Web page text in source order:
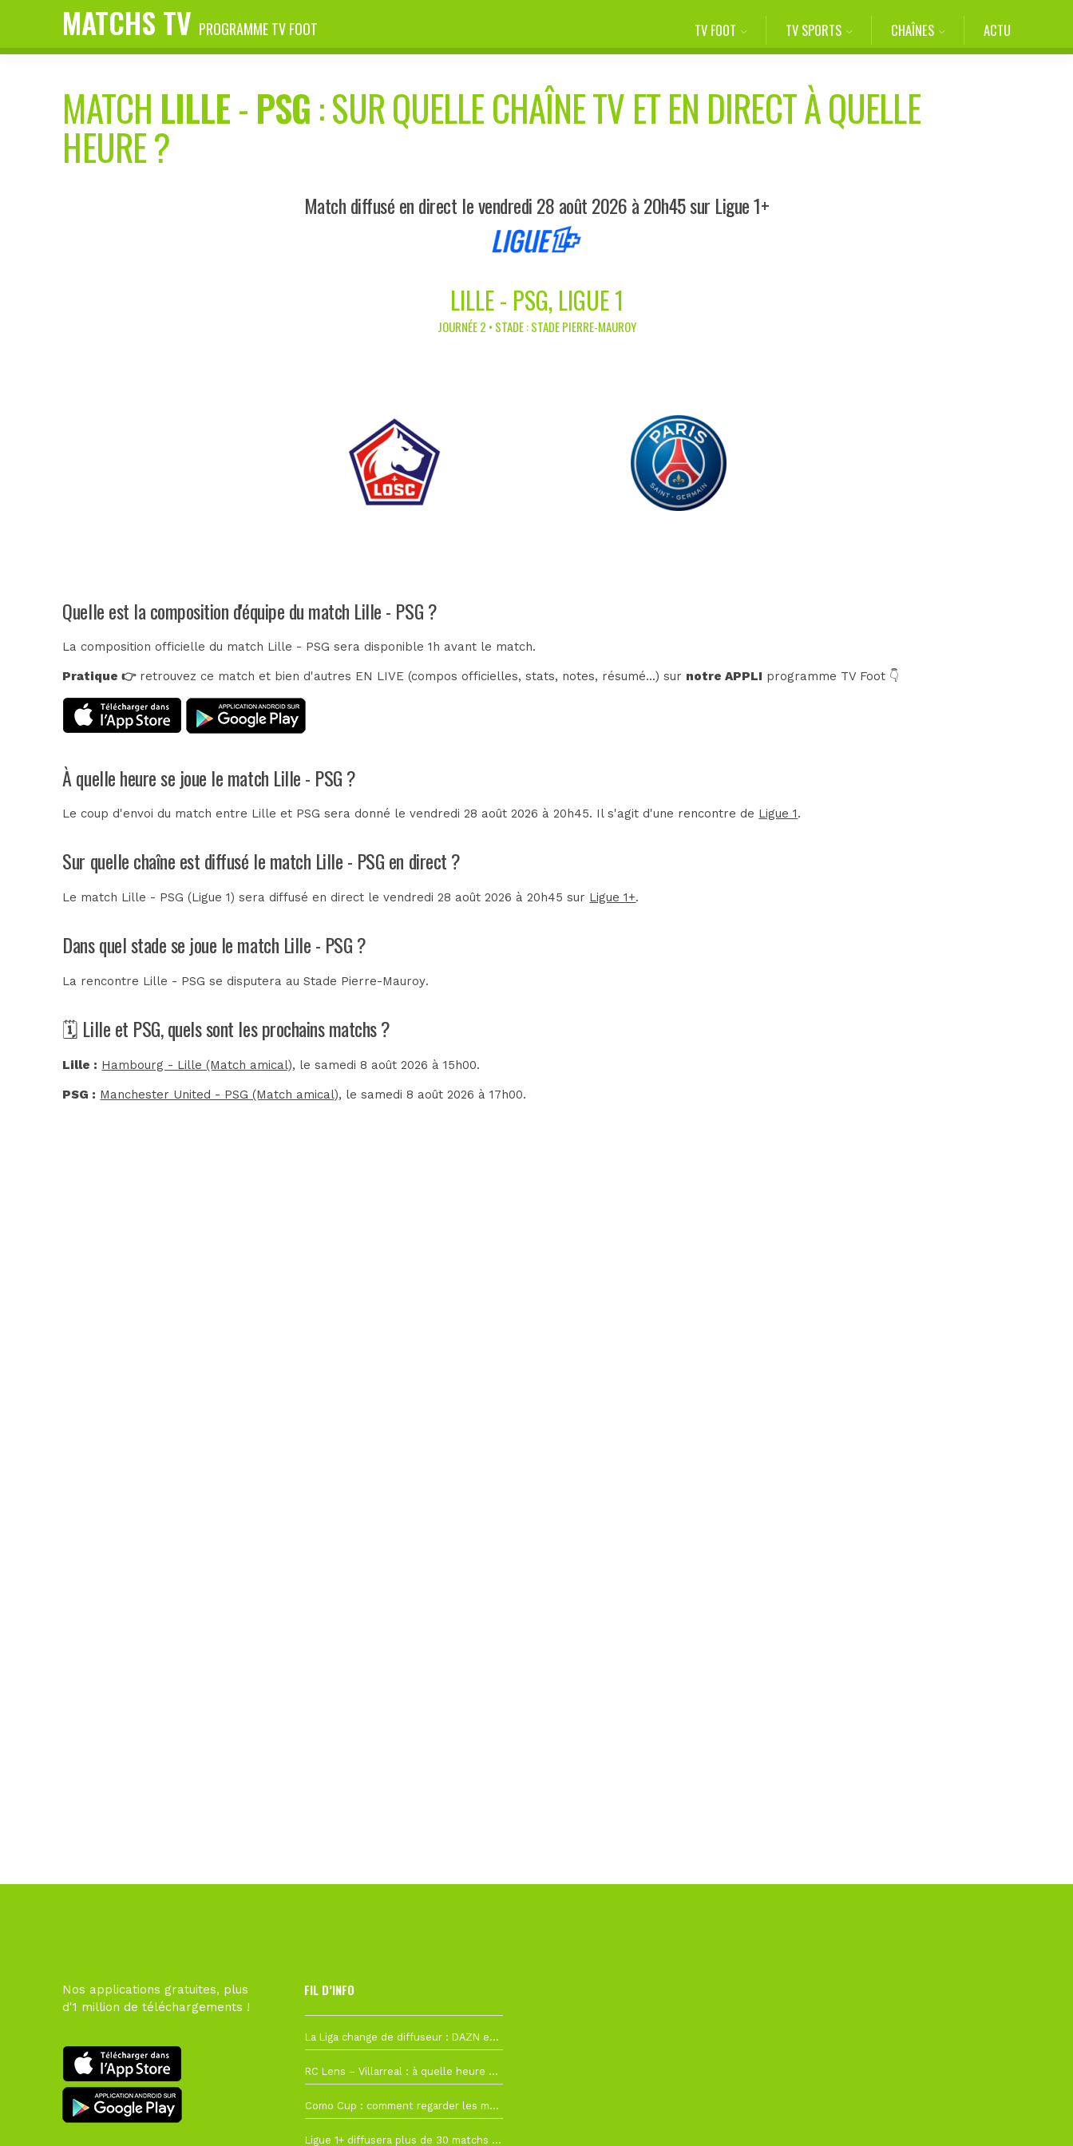
MATCHS TV PROGRAMME TV FOOT TV FOOT TV SPORTS CHAÎNES ACTU
MATCH LILLE-PSG: SUR QUELLE CHAÎNE TV ET EN DIRECT À QUELLE
HEURE ?
Match diffusé en direct le vendredi 28 août 2026 à 20h45 sur Ligue 1+
LILLE - PSG, LIGUE 1
JOURNÉE 2 • STADE : STADE PIERRE-MAUROY
Quelle est la composition d'équipe du match Lille - PSG ?
La composition officielle du match Lille - PSG sera disponible 1h avant le match.
Pratique 👉retrouvez ce match et bien d'autres EN LIVE (compos officielles, stats, notes, résumé...) sur notre APPLI programme TV Foot 👇
À quelle heure se joue le match Lille - PSG ?
Le coup d'envoi du match entre Lille et PSG sera donné le vendredi 28 août 2026 à 20h45. Il s'agit d'une rencontre de Ligue 1.
Sur quelle chaîne est diffusé le match Lille - PSG en direct ?
Le match Lille - PSG (Ligue 1) sera diffusé en direct le vendredi 28 août 2026 à 20h45 sur Ligue 1+.
Dans quel stade se joue le match Lille - PSG ?
La rencontre Lille - PSG se disputera auStade Pierre-Mauroy.
🗓️ Lille et PSG, quels sont les prochains matchs ?
Lille : Hambourg - Lille (Match amical), le samedi 8 août 2026 à 15h00.
PSG : Manchester United - PSG (Match amical), le samedi 8 août 2026 à 17h00.
Nos applications gratuites, plus
d'1 million de téléchargements !
FIL D’INFO
La Liga change de diffuseur : DAZN et Disney+ remplacent beIN Sports !
RC Lens – Villarreal : à quelle heure et sur quelle chaîne voir la finale de la Como Cup ?
Como Cup : comment regarder les matchs du RC Lens en direct ?
Ligue 1+ diffusera plus de 30 matchs amicaux avant la reprise de la Ligue 1